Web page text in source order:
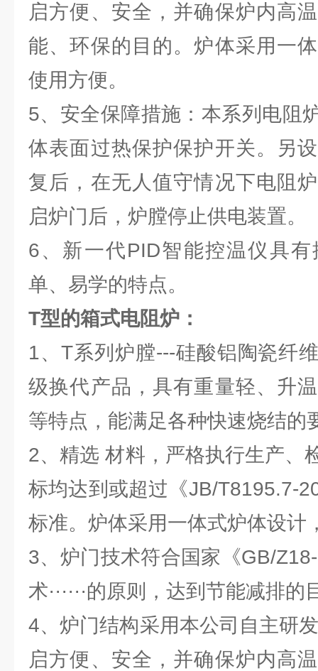
启方便、安全，并确保炉内高
能、环保的目的。炉体采用一
使用方便。
5、安全保障措施：本系列电阻
体表面过热保护保护开关。另
复后，在无人值守情况下电阻
启炉门后，炉膛停止供电装置。
6、新一代PID智能控温仪具
单、易学的特点。
T型的箱式电阻炉：
1、T系列炉膛---硅酸铝陶瓷纤
级换代产品，具有重量轻、升
等特点，能满足各种快速烧结的
2、精选 材料，严格执行生产、
标均达到或超过《JB/T8195.7-
标准。炉体采用一体式炉体设计
3、炉门技术符合国家《GB/
术······的原则，达到节能减排的
4、炉门结构采用本公司自主研
启方便、安全，并确保炉内高